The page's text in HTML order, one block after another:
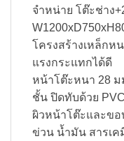
จำหน่าย โต๊ะช่าง
โครงสร้างเหล็ก
แรงกระแทกได้ดี
หน้าโต๊ะหนา 28 ม
ชั้น ปิดทับด้วย
ผิวหน้าโต๊ะและข
ข่วน น้ำมัน สารเ